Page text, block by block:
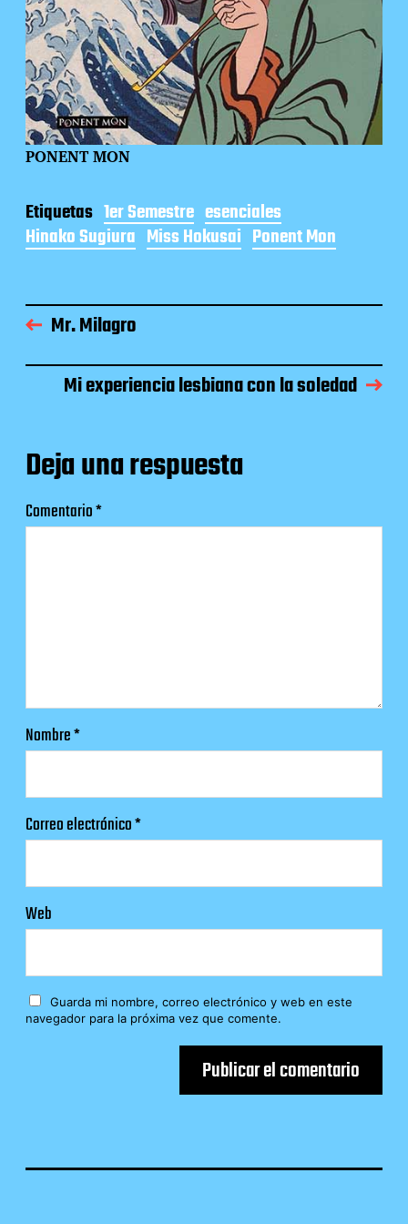
PONENT MON
Etiquetas 1er Semestre esenciales
Hinako Sugiura Miss Hokusai Ponent Mon
Mr. Milagro
Mi experiencia lesbiana con la soledad
Deja una respuesta
Comentario*
Nombre*
Correo electrónico*
Web
Guarda mi nombre, correo electrónico y web en este
navegador para la próxima vez que comente.